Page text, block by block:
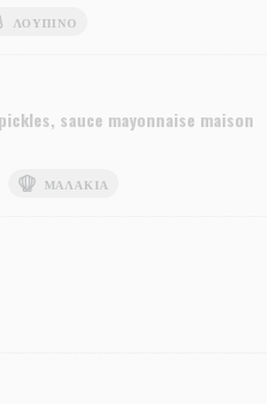
ΛΟΎΠΙΝΟ
sauce mayonnaise maison
ΜΑΛΆΚΙΑ